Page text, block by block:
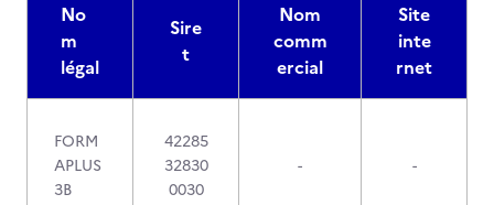
No
m
légal
Sire
t
Nom
comm
ercial
Site
inte
rnet
FORM
APLUS
3B
42285
32830
0030
- -